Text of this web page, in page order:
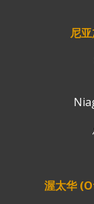
尼
渥太华